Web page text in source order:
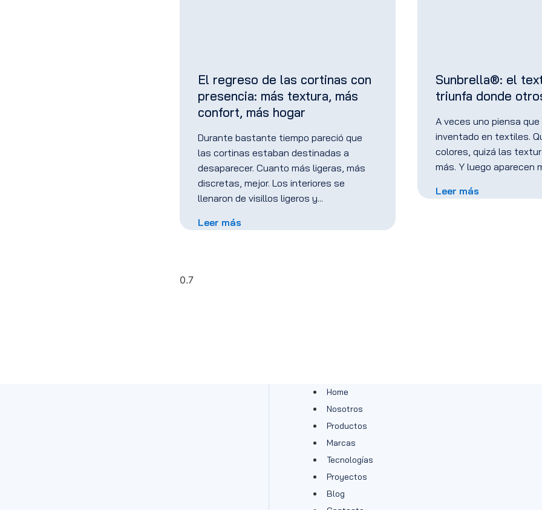
El regreso de las cortinas con
presencia: más textura, más
confort, más hogar
Durante bastante tiempo pareció que
las cortinas estaban destinadas a
desaparecer. Cuanto más ligeras, más
discretas, mejor. Los interiores se
llenaron de visillos ligeros y
Leer más
Sunbrella®: el
triunfa donde
A veces uno piensa
inventado en textiles.
colores, quizá las
más. Y luego aparecen
Leer más
Home
Nosotros
Productos
Marcas
Tecnologías
Proyectos
Blog